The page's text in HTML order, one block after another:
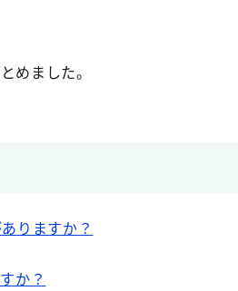
めました。
りますか？
か？